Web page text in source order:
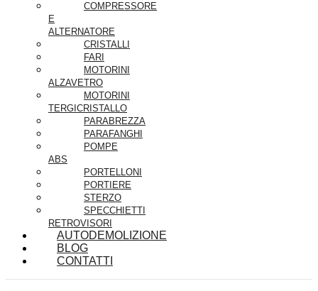
COMPRESSORE
E
ALTERNATORE
CRISTALLI
FARI
MOTORINI
ALZAVETRO
MOTORINI
TERGICRISTALLO
PARABREZZA
PARAFANGHI
POMPE
ABS
PORTELLONI
PORTIERE
STERZO
SPECCHIETTI
RETROVISORI
AUTODEMOLIZIONE
BLOG
CONTATTI